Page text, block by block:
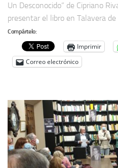
Un Desconocido” de Cipriano
presentar el libro en Talavera de
Compártelo:
Imprimir
Correo electrónico